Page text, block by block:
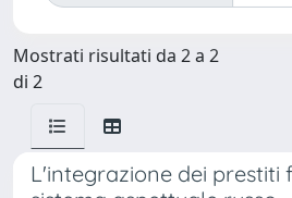
Mostrati risultati da 2 a 2
di 2
L'integrazione dei prestiti